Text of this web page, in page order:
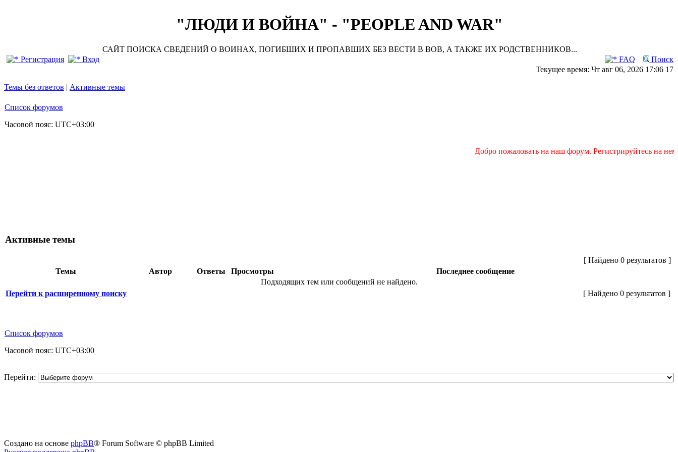
"ЛЮДИ И ВОЙНА" - "PEOPLE AND WAR"
САЙТ ПОИСКА СВЕДЕНИЙ О ВОИНАХ, ПОГИБШИХ И ПРОПАВШИХ БЕЗ ВЕСТИ В ВОВ, А ТАКЖЕ ИХ РОДСТВЕННИКОВ...
Регистрация
Вход FAQ
Поиск
Текущее время: Чт авг 06, 2026 17:06 17
Темы без ответов | Активные темы
Список форумов
Часовой пояс: UTC+03:00
Добро пожаловать на наш форум. Регистрируйтесь на
Активные темы
[ Найдено 0 результатов ]
Темы
Автор Ответы Просмотры
Последнее сообщение
Подходящих тем или сообщений не найдено.
Перейти к расширенному поиску
[ Найдено 0 результатов ]
Список форумов
Часовой пояс: UTC+03:00
Перейти:
Создано на основе phpBB® Forum Software © phpBB Limited